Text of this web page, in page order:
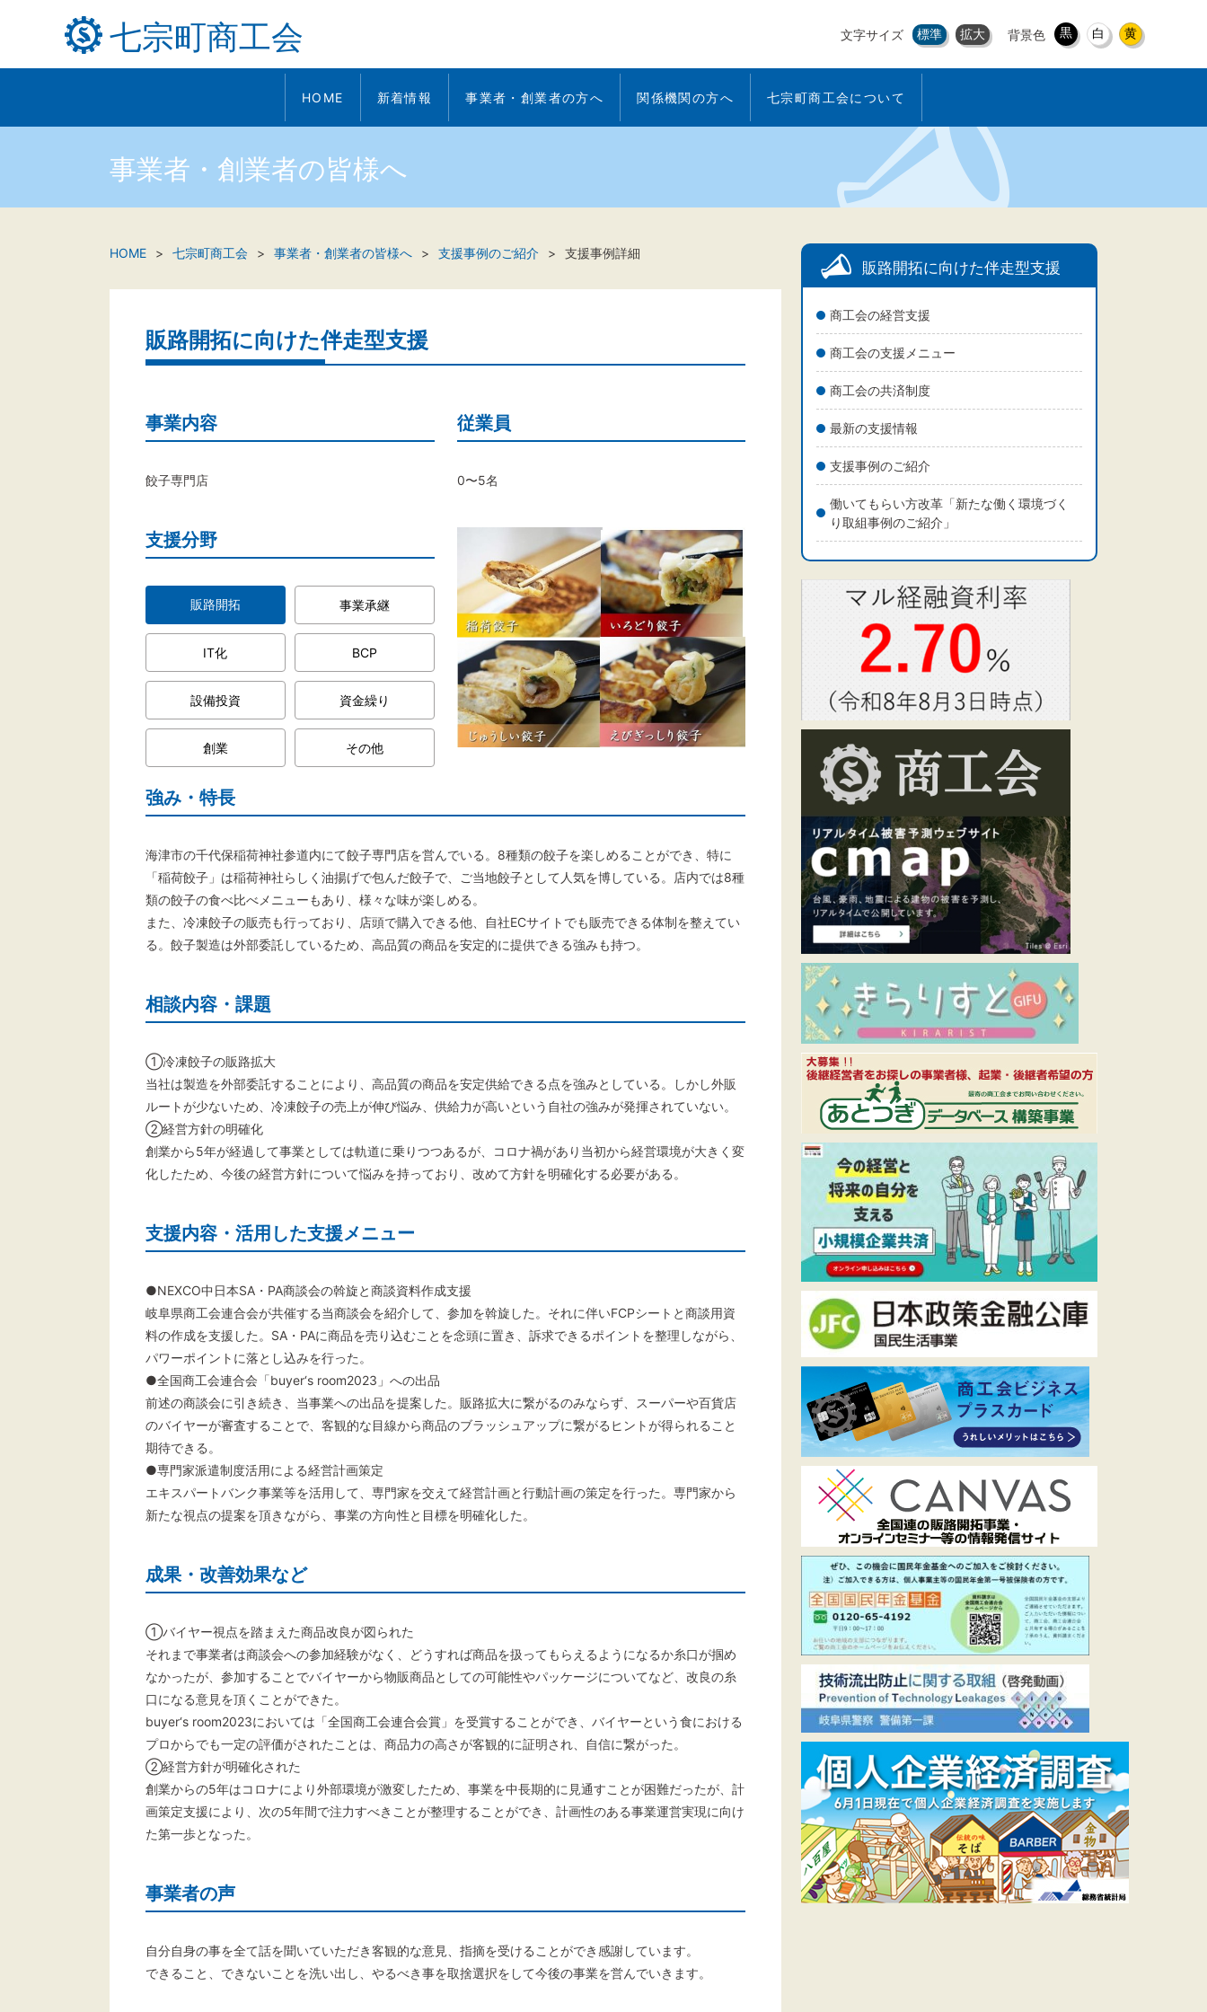
七宗町商工会 文字サイズ 標準 拡大 背景色 黒 白 黄
HOME 新着情報 事業者・創業者の方へ 関係機関の方へ 七宗町商工会について
事業者・創業者の皆様へ
販路開拓に向けた伴走型支援
商工会の経営支援
商工会の支援メニュー
商工会の共済制度
最新の支援情報
支援事例のご紹介
働いてもらい方改革「新たな働く環境づく
り取組事例のご紹介」
HOME 七宗町商工会 事業者・創業者の皆様へ 支援事例のご紹介 支援事例詳細
販路開拓に向けた伴走型支援
事業内容
餃子専門店
従業員
0〜5名
支援分野
販路開拓 事業承継
IT化 BCP
設備投資 資金繰り
創業 その他
強み・特長
海津市の千代保稲荷神社参道内にて餃子専門店を営んでいる。8種類の餃子を楽しめることができ、特に
「稲荷餃子」は稲荷神社らしく油揚げで包んだ餃子で、ご当地餃子として人気を博している。店内では8種
類の餃子の食べ比べメニューもあり、様々な味が楽しめる。
また、冷凍餃子の販売も行っており、店頭で購入できる他、自社ECサイトでも販売できる体制を整えてい
る。餃子製造は外部委託しているため、高品質の商品を安定的に提供できる強みも持つ。
相談内容・課題
①冷凍餃子の販路拡大
当社は製造を外部委託することにより、高品質の商品を安定供給できる点を強みとしている。しかし外販
ルートが少ないため、冷凍餃子の売上が伸び悩み、供給力が高いという自社の強みが発揮されていない。
②経営方針の明確化
創業から5年が経過して事業としては軌道に乗りつつあるが、コロナ禍があり当初から経営環境が大きく変
化したため、今後の経営方針について悩みを持っており、改めて方針を明確化する必要がある。
支援内容・活用した支援メニュー
●NEXCO中日本SA・PA商談会の斡旋と商談資料作成支援
岐阜県商工会連合会が共催する当商談会を紹介して、参加を斡旋した。それに伴いFCPシートと商談用資
料の作成を支援した。SA・PAに商品を売り込むことを念頭に置き、訴求できるポイントを整理しながら、
パワーポイントに落とし込みを行った。
●全国商工会連合会「buyer‘s room2023」への出品
前述の商談会に引き続き、当事業への出品を提案した。販路拡大に繋がるのみならず、スーパーや百貨店
のバイヤーが審査することで、客観的な目線から商品のブラッシュアップに繋がるヒントが得られること
期待できる。
●専門家派遣制度活用による経営計画策定
エキスパートバンク事業等を活用して、専門家を交えて経営計画と行動計画の策定を行った。専門家から
新たな視点の提案を頂きながら、事業の方向性と目標を明確化した。
成果・改善効果など
①バイヤー視点を踏まえた商品改良が図られた
それまで事業者は商談会への参加経験がなく、どうすれば商品を扱ってもらえるようになるか糸口が掴め
なかったが、参加することでバイヤーから物販商品としての可能性やパッケージについてなど、改良の糸
口になる意見を頂くことができた。
buyer‘s room2023においては「全国商工会連合会賞」を受賞することができ、バイヤーという食における
プロからでも一定の評価がされたことは、商品力の高さが客観的に証明され、自信に繋がった。
②経営方針が明確化された
創業からの5年はコロナにより外部環境が激変したため、事業を中長期的に見通すことが困難だったが、計
画策定支援により、次の5年間で注力すべきことが整理することができ、計画性のある事業運営実現に向け
た第一歩となった。
事業者の声
自分自身の事を全て話を聞いていただき客観的な意見、指摘を受けることができ感謝しています。
できること、できないことを洗い出し、やるべき事を取捨選択をして今後の事業を営んでいきます。